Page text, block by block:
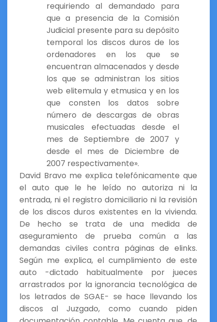
requiriendo al demandado para
que a presencia de la Comisión
Judicial presente para su depósito
temporal los discos duros de los
ordenadores en los que se
encuentran almacenados y desde
los que se administran los sitios
web elitemula y etmusica y en los
que consten los datos sobre
número de descargas de obras
musicales efectuadas desde el
mes de Septiembre de 2007 y
desde el mes de Diciembre de
2007 respectivamente».
David Bravo me explica telefónicamente que
el auto que le he leído no autoriza ni la
entrada, ni el registro domiciliario ni la revisión
de los discos duros existentes en la vivienda.
De hecho se trata de una medida de
aseguramiento de prueba común a las
demandas civiles contra páginas de elinks.
Según me explica, el cumplimiento de este
auto -dictado habitualmente por jueces
arrastrados por la ignorancia tecnológica de
los letrados de SGAE- se hace llevando los
discos al Juzgado, como cuando piden